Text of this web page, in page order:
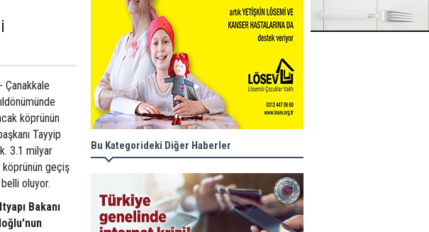
Çanakkale
köprünün
Tayyip
3.1 milyar
köprünün geçiş
oluyor.
Bakanı
Bu Kategorideki Diğer Haberler